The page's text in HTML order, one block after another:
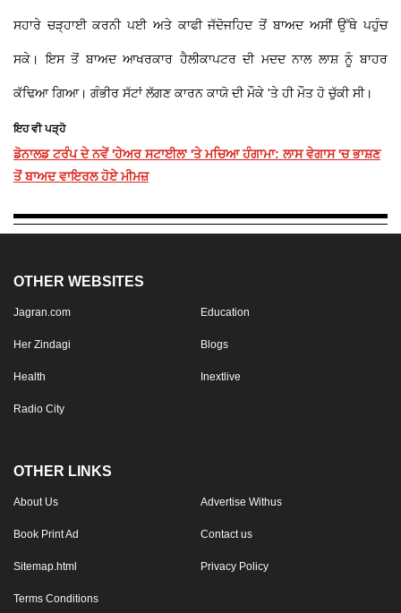
ਸਹਾਰੇ ਚੜ੍ਹਾਈ ਕਰਨੀ ਪਈ ਅਤੇ ਕਾਫੀ ਜੱਦੋਜਹਿਦ ਤੋਂ ਬਾਅਦ ਅਸੀਂ ਉੱਥੇ ਪਹੁੰਚ
ਸਕੇ। ਇਸ ਤੋਂ ਬਾਅਦ ਆਖਰਕਾਰ ਹੈਲੀਕਾਪਟਰ ਦੀ ਮਦਦ ਨਾਲ ਲਾਸ਼ ਨੂੰ ਬਾਹਰ
ਕੱਢਿਆ ਗਿਆ। ਗੰਭੀਰ ਸੱਟਾਂ ਲੱਗਣ ਕਾਰਨ ਕਾਯੋ ਦੀ ਮੌਕੇ 'ਤੇ ਹੀ ਮੌਤ ਹੋ ਚੁੱਕੀ ਸੀ।
ਇਹ ਵੀ ਪੜ੍ਹੋ
ਡੋਨਾਲਡ ਟਰੰਪ ਦੇ ਨਵੇਂ 'ਹੇਅਰ ਸਟਾਈਲ' 'ਤੇ ਮਚਿਆ ਹੰਗਾਮਾ: ਲਾਸ ਵੇਗਾਸ 'ਚ ਭਾਸ਼ਣ
ਤੋਂ ਬਾਅਦ ਵਾਇਰਲ ਹੋਏ ਮੀਮਜ਼
OTHER WEBSITES
Jagran.com Education
Her Zindagi Blogs
Health Inextlive
Radio City
OTHER LINKS
About Us Advertise Withus
Book Print Ad Contact us
Sitemap.html Privacy Policy
Terms Conditions